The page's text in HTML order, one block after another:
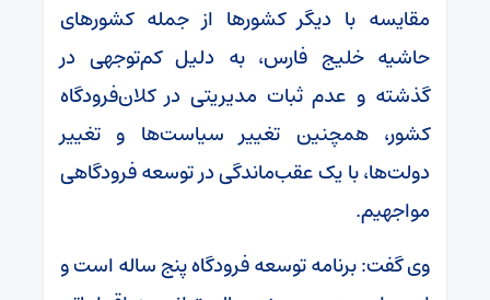
مقایسه با دیگر کشورها از جمله کشورهای
حاشیه خلیج فارس، به دلیل کم‌توجهی در
گذشته و عدم ثبات مدیریتی در کلان‌فرودگاه
کشور، همچنین تغییر سیاست‌ها و تغییر
دولت‌ها، با یک عقب‌ماندگی در توسعه فرودگاهی
مواجهیم.
وی گفت: برنامه توسعه فرودگاه پنج ساله است و